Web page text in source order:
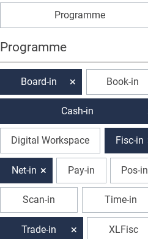
Programme
Programme
Board-in Book-in
Cash-in
Digital Workspace Fisc-in
Net-in Pay-in Pos-in
Scan-in Time-in
Trade-in XLFisc